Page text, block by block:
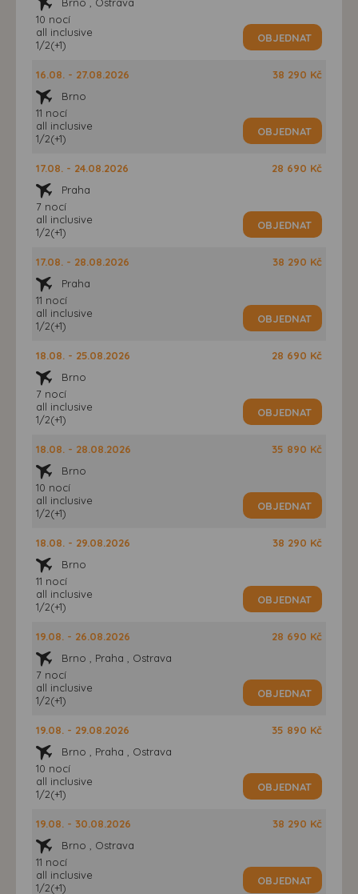
10 nocí
all inclusive
1/2(+1)
OBJEDNAT
16.08. - 27.08.2026
Brno
11 nocí
all inclusive
1/2(+1)
38 290 Kč
OBJEDNAT
17.08. - 24.08.2026
Praha
7 nocí
all inclusive
1/2(+1)
28 690 Kč
OBJEDNAT
17.08. - 28.08.2026
Praha
11 nocí
all inclusive
1/2(+1)
38 290 Kč
OBJEDNAT
18.08. - 25.08.2026
Brno
7 nocí
all inclusive
1/2(+1)
28 690 Kč
OBJEDNAT
18.08. - 28.08.2026
Brno
10 nocí
all inclusive
1/2(+1)
35 890 Kč
OBJEDNAT
18.08. - 29.08.2026
Brno
11 nocí
all inclusive
1/2(+1)
38 290 Kč
OBJEDNAT
19.08. - 26.08.2026
Brno , Praha , Ostrava
7 nocí
all inclusive
1/2(+1)
28 690 Kč
OBJEDNAT
19.08. - 29.08.2026
Brno , Praha , Ostrava
10 nocí
all inclusive
1/2(+1)
35 890 Kč
OBJEDNAT
19.08. - 30.08.2026
Brno , Ostrava
11 nocí
all inclusive
1/2(+1)
38 290 Kč
OBJEDNAT